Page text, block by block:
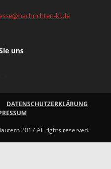
kl.de
uns
DATENSCHUTZERKLÄRUNG
2017 All rights reserved.